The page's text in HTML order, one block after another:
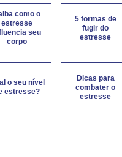
como o
estresse
seu
corpo
5 formas de
fugir do
estresse
o seu nível
estresse?
Dicas para
combater o
estresse